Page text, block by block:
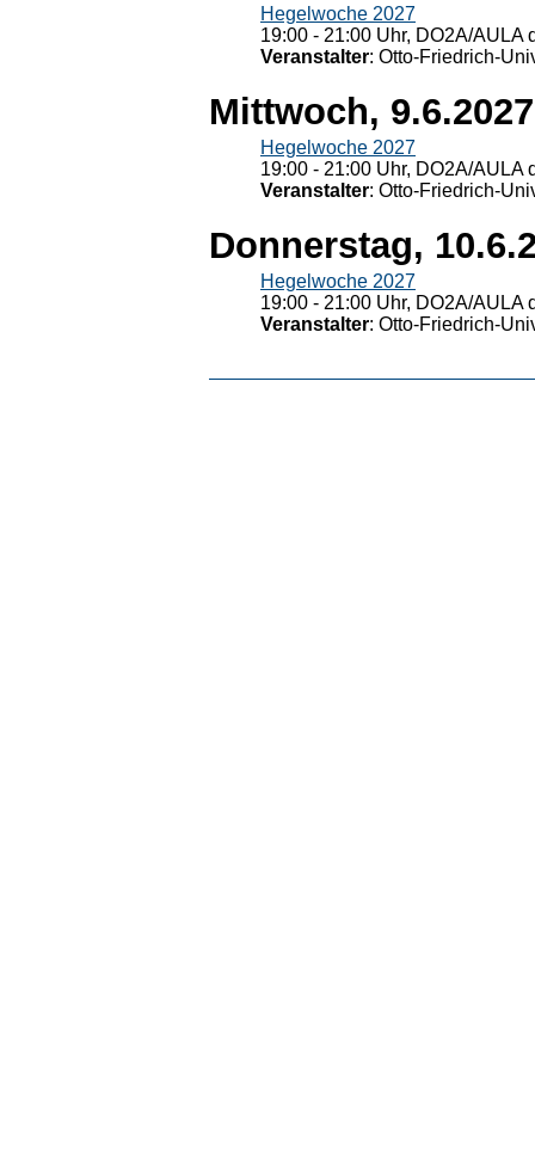
Hegelwoche 2027
19:00 - 21:00 Uhr, DO2A/
Veranstalter: Otto-Friedrich-
Mittwoch, 9.6.2027
Hegelwoche 2027
19:00 - 21:00 Uhr, DO2A/
Veranstalter: Otto-Friedrich-
Donnerstag,
Hegelwoche 2027
19:00 - 21:00 Uhr, DO2A/
Veranstalter: Otto-Friedrich-